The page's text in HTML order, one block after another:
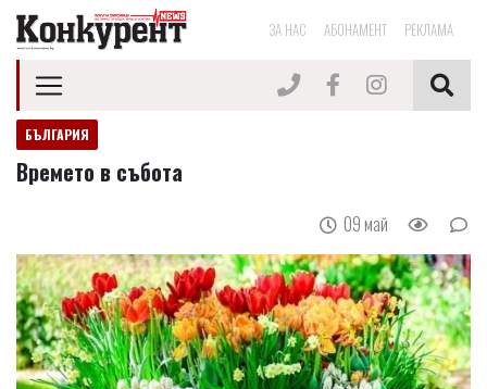
ЗА НАС АБОНАМЕНТ РЕКЛАМА
БЪЛГАРИЯ
Времето в събота
09 май